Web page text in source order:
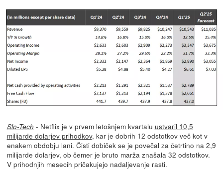
Slo-Tech - Netflix je v prvem letošnjem kvartalu ustvaril 10,5
milijarde dolarjev prihodkov, kar je dobrih 12 odstotkov več kot v
enakem obdobju lani. Čisti dobiček se je povečal za četrtino na 2,9
milijarde dolarjev, ob čemer je bruto marža znašala 32 odstotkov.
V prihodnjih mesecih pričakujejo nadaljevanje rasti.